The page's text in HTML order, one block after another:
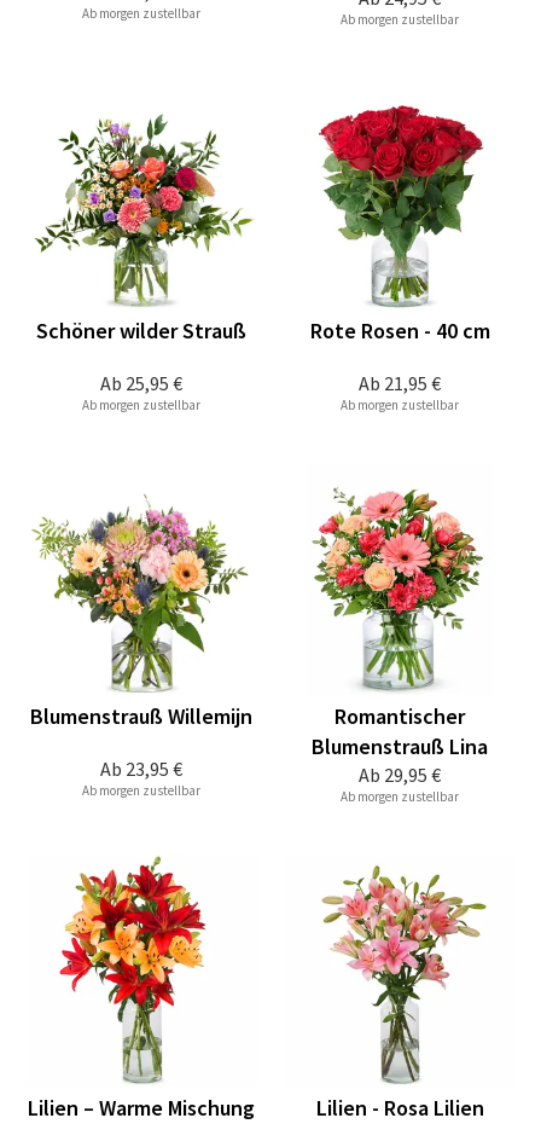
Ab morgen zustellbar Ab morgen zustellbar
Ab 25,95 €
Schöner wilder Strauß
Ab morgen zustellbar
Ab 21,95 €
Rote Rosen - 40 cm
Ab morgen zustellbar
Ab 23,95 €
Blumenstrauß Willemijn
Ab morgen zustellbar
Ab 29,95 €
Romantischer
Blumenstrauß Lina
Ab morgen zustellbar
Lilien – Warme Mischung Lilien - Rosa Lilien